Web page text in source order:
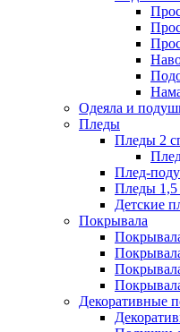
Одеяла и
Пледы
Пледы 2
Плед-
Пледы 1,5
Детские
Покрывала
Декоративные